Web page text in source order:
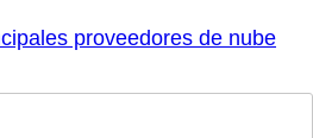
proveedores de nube